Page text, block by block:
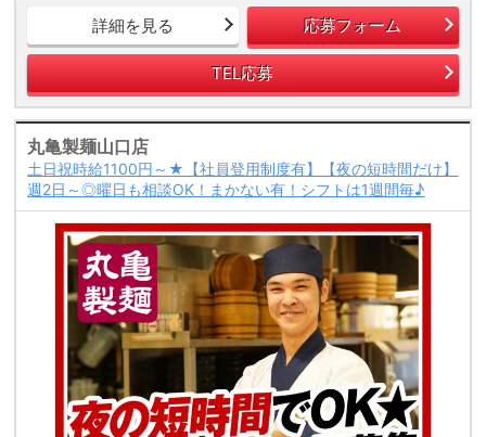
詳細を見る 応募フォーム
TEL応募
丸亀製麺山口店
土日祝時給1100円～★【社員登用制度有】【夜の短時間だけ】
週2日～◎曜日も相談OK！まかない有！シフトは1週間毎♪